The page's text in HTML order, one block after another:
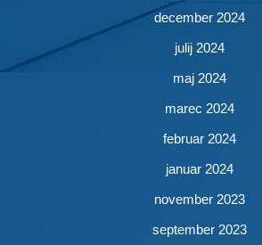
december 2024
julij 2024
maj 2024
marec 2024
februar 2024
januar 2024
november 2023
september 2023